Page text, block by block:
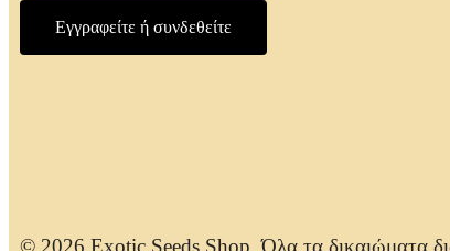
Εγγραφείτε ή συνδεθείτε
© 2026 Exotic Seeds Shop. Όλα τα δικαιώματα